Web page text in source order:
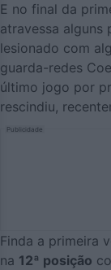
E no final da
atravessa alguns
lesionado com
guarda-redes
último jogo por
rescindiu,
Publicidade
Finda a primeira
na 12ª posição